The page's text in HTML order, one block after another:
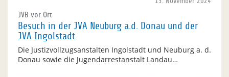
JVB vor Ort
Besuch in der JVA Neuburg a.d. Donau und der
JVA Ingolstadt
Die Justizvollzugsanstalten Ingolstadt und Neuburg a. d.
Donau sowie die Jugendarrestanstalt Landau…